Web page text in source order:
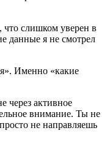
что слишком уверен в
данные я не смотрел
Именно «какие
через активное
внимание. Ты не
не направляешь